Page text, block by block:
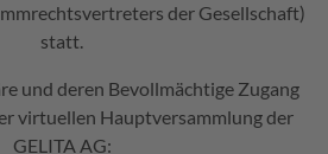
der Gesellschaft)
statt.
und deren Bevollmächtige Zugang
virtuellen Hauptversammlung der
GELITA AG: